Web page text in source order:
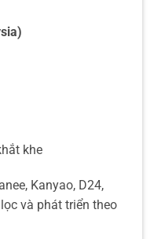
khe
Kanyao, D24,
và phát triển theo